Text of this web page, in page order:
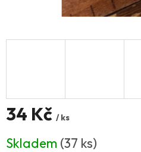
34 Kč / ks
cena:
Skladem (37 ks)